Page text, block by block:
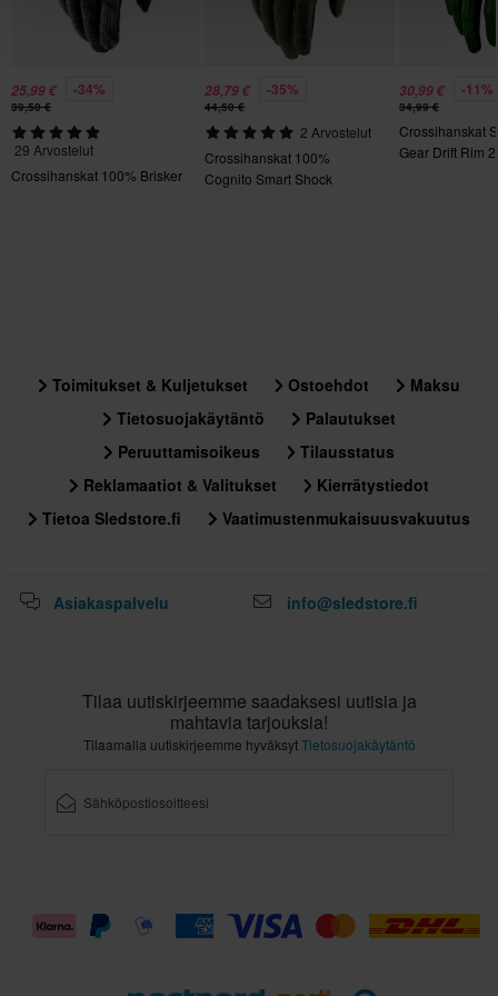
135 x 190 x 25 mm
120 x 215 x 20 mm
25,99 € -34%
39,50 €
29 Arvostelut
Crossihanskat 100% Brisker
28,79 € -35%
44,50 €
2 Arvostelut
Crossihanskat 100%
Cognito Smart Shock
30,99 € -11%
34,99 €
Crossihanskat
Gear Drift Rim
Toimitukset & Kuljetukset Ostoehdot
Maksu
Tietosuojakäytäntö
Palautukset
Peruuttamisoikeus
Tilausstatus
Reklamaatiot & Valitukset
Kierrätystiedot
Tietoa Sledstore.fi
Vaatimustenmukaisuusvakuutus
Asiakaspalvelu info@sledstore.fi
Tilaa uutiskirjeemme saadaksesi uutisia ja
mahtavia tarjouksia!
Tilaamalla uutiskirjeemme hyväksytTietosuojakäytäntö